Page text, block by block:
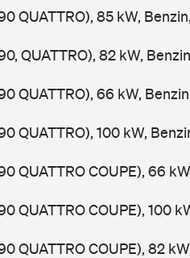
QUATTRO), 85 kW,
QUATTRO), 82 kW,
QUATTRO), 66 kW,
QUATTRO), 100 kW,
QUATTRO COUPE), 66
QUATTRO COUPE), 100
QUATTRO COUPE), 82